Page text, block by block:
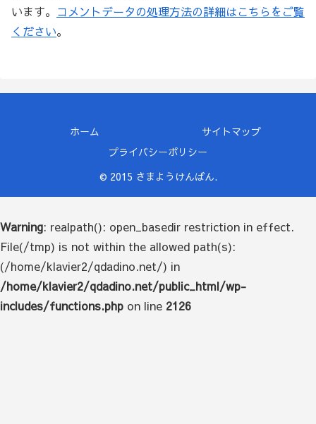
います。 コメントデータの処理方法の詳細はこちらをご覧
ください。
ホーム
サイトマップ
プライバシーポリシー
© 2015 さまようけんばん.
Warning: realpath(): open_basedir restriction in effect.
File(/tmp) is not within the allowed path(s):
(/home/klavier2/qdadino.net/) in
/home/klavier2/qdadino.net/public_html/wp-
includes/functions.php on line 2126